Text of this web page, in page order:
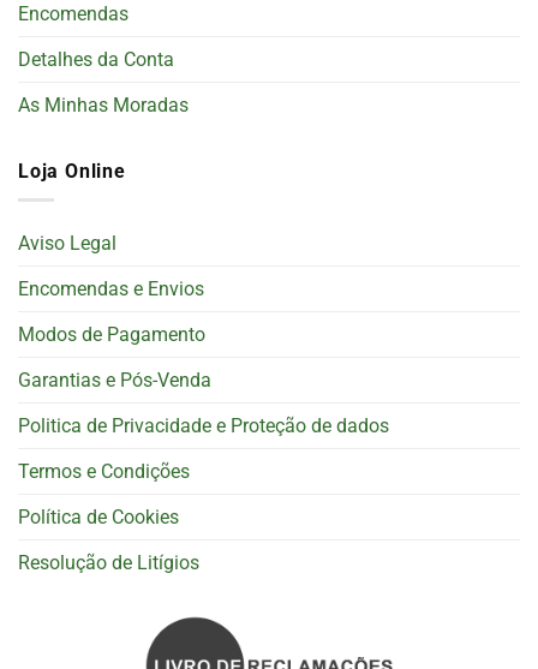
Encomendas
Detalhes da Conta
As Minhas Moradas
Loja Online
Aviso Legal
Encomendas e Envios
Modos de Pagamento
Garantias e Pós-Venda
Politica de Privacidade e Proteção de dados
Termos e Condições
Política de Cookies
Resolução de Litígios